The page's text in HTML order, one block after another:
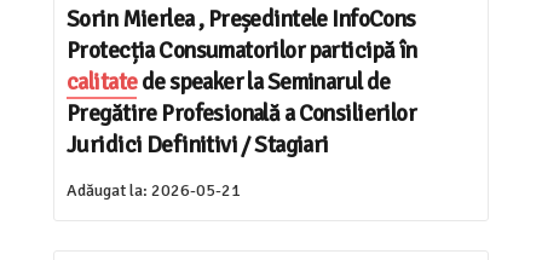
Sorin Mierlea , Președintele InfoCons
Protecția Consumatorilor participă în
calitatede speaker la Seminarul de
Pregătire Profesională a Consilierilor
Juridici Definitivi / Stagiari
Adăugat la: 2026-05-21